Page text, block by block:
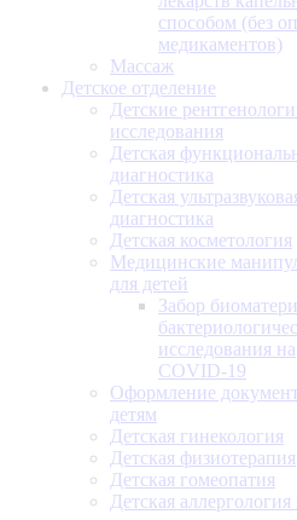
способом (без
медикаментов)
Массаж
Детское отделение
Детские
исследования
Детская
диагностика
Детская
диагностика
Детская косметология
Медицинские
для детей
Забор
исследования на
COVID-19
Оформление
детям
Детская гинекология
Детская физиотерапия
Детская гомеопатия
Детская аллергология